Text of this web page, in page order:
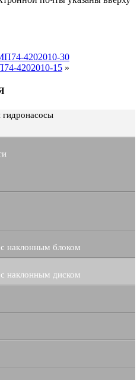
4202010-30
4202010-15 »
наклонным блоком
наклонным диском